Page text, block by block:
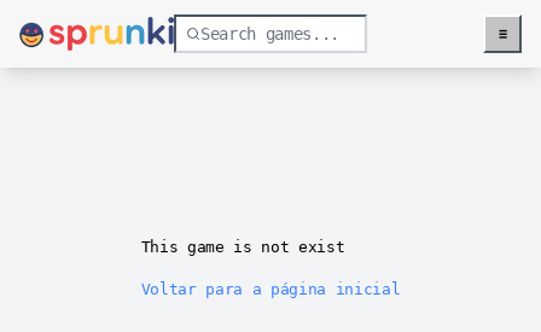
Menu
≡
This game is not exist
Voltar para a página inicial